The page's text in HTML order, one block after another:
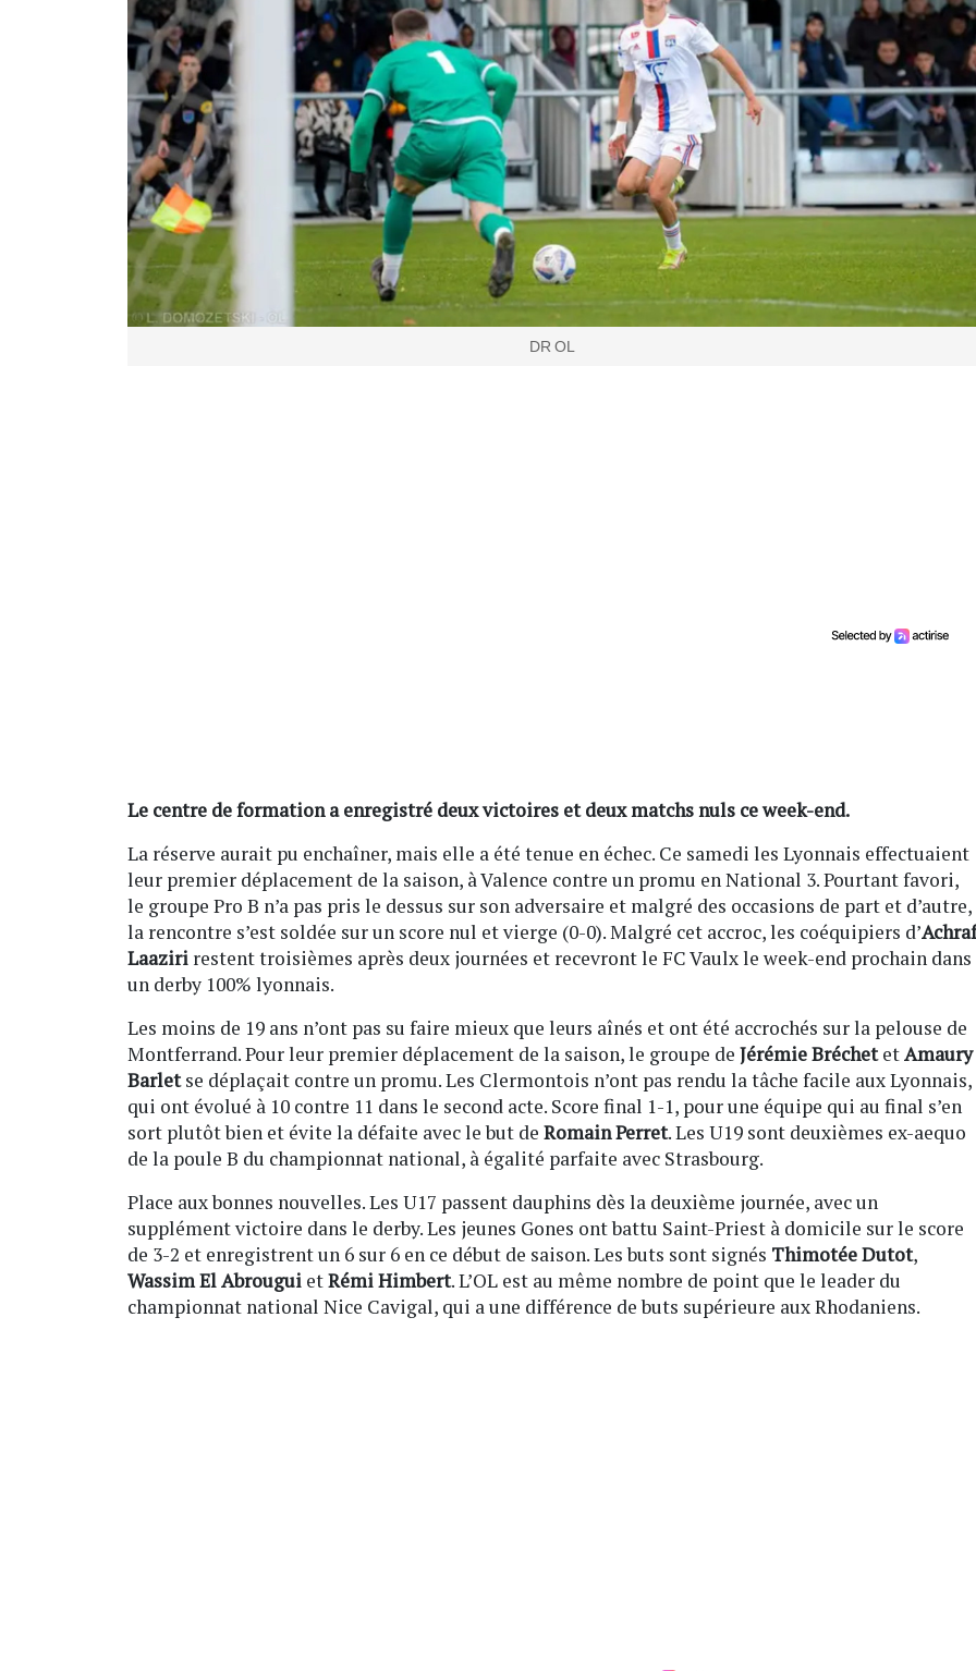
DR OL
Le centre de formation a enregistré deux victoires et deux matchs nuls ce week-end.
La réserve aurait pu enchaîner, mais elle a été tenue en échec. Ce samedi les Lyonnais effectuaient
leur premier déplacement de la saison, à Valence contre un promu en National 3. Pourtant favori,
le groupe Pro B n’a pas pris le dessus sur son adversaire et malgré des occasions de part et d’autre,
la rencontre s’est soldée sur un score nul et vierge (0-0). Malgré cet accroc, les coéquipiers d’Achraf
Laaziri restent troisièmes après deux journées et recevront le FC Vaulx le week-end prochain dans
un derby 100% lyonnais.
Les moins de 19 ans n’ont pas su faire mieux que leurs aînés et ont été accrochés sur la pelouse de
Montferrand. Pour leur premier déplacement de la saison, le groupe de Jérémie BréchetetAmaury
Barletse déplaçait contre un promu. Les Clermontois n’ont pas rendu la tâche facile aux Lyonnais,
qui ont évolué à 10 contre 11 dans le second acte. Score final 1-1, pour une équipe qui au final s’en
sort plutôt bien et évite la défaite avec le but de Romain Perret. Les U19 sont deuxièmes ex-aequo
de la poule B du championnat national, à égalité parfaite avec Strasbourg.
Place aux bonnes nouvelles. Les U17 passent dauphins dès la deuxième journée, avec un
supplément victoire dans le derby. Les jeunes Gones ont battu Saint-Priest à domicile sur le score
de 3-2 et enregistrent un 6 sur 6 en ce début de saison. Les buts sont signés Thimotée Dutot,
Wassim El Abrougui etRémi Himbert. L’OL est au même nombre de point que le leader du
championnat national Nice Cavigal, qui a une différence de buts supérieure aux Rhodaniens.